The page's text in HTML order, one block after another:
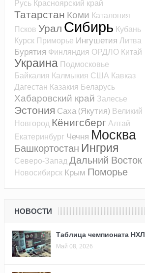
Русь Красноярский край
Татарстан Коми Каталония
Псков Урал Сибирь Кубань
Курск Приморье Ингушетия Литва
Бурятия Финляндия ОРДЛО Китай
Украина Подмосковье
Байкалия Калмыкия США Кавказ
Дагестан Казакия Беларусь
Хабаровский край Залесье
Эстония Саха (Якутия) Великий
Новгород Кёнигсберг Алтай
Екатеринбург Чечня Москва
Башкортостан Ингрия
Северо-ЗападДальний Восток
Новосибирск Крым Поморье
НОВОСТИ
Таблица чемпионата НХЛ
Май 08, 2026